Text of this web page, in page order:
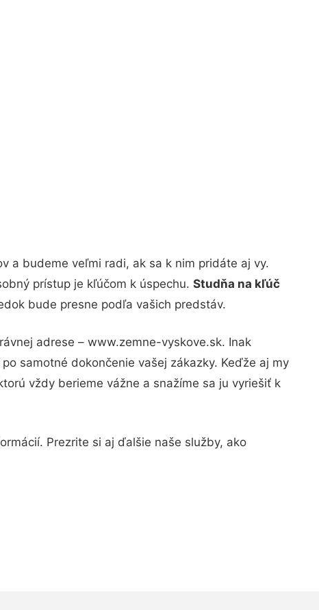
a budeme veľmi radi, ak sa k nim pridáte aj vy.
prístup je kľúčom k úspechu. Studňa na kľúč
bude presne podľa vašich predstáv.
adrese – www.zemne-vyskove.sk. Inak
samotné dokončenie vašej zákazky. Keďže aj my
vždy berieme vážne a snažíme sa ju vyriešiť k
Prezrite si aj ďalšie naše služby, ako